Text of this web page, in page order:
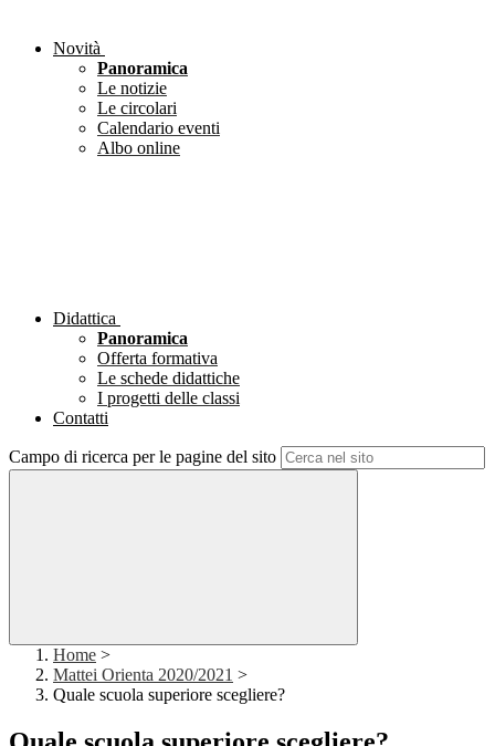
Novità
Panoramica
Le notizie
Le circolari
Calendario eventi
Albo online
Didattica
Panoramica
Offerta formativa
Le schede didattiche
I progetti delle classi
Contatti
Campo di ricerca per le pagine del sito
Home >
Mattei Orienta 2020/2021 >
Quale scuola superiore scegliere?